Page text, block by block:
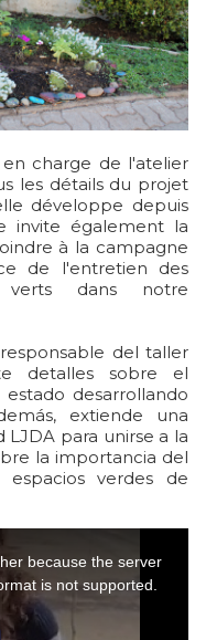
les détails du projet
développe depuis
invite également la
à la campagne
de l'entretien des
dans notre
del taller
detalles sobre el
desarrollando
extiende una
para unirse a la
la importancia del
verdes de